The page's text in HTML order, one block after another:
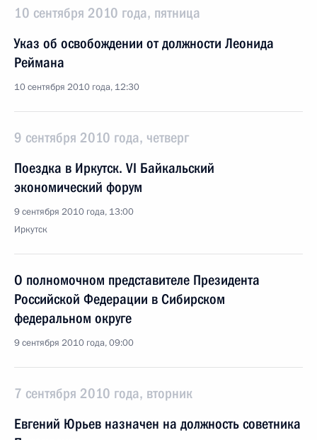
10 сентября 2010 года, пятница
Указ об освобождении от должности Леонида
Реймана
10 сентября 2010 года, 12:30
9 сентября 2010 года, четверг
Поездка в Иркутск. VI Байкальский
экономический форум
9 сентября 2010 года, 13:00
Иркутск
О полномочном представителе Президента
Российской Федерации в Сибирском
федеральном округе
9 сентября 2010 года, 09:00
7 сентября 2010 года, вторник
Евгений Юрьев назначен на должность советника